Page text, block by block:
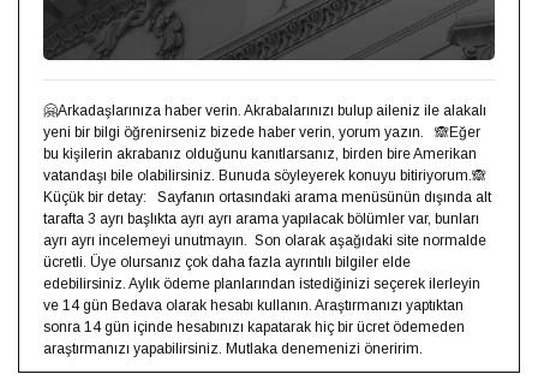
🤗Arkadaşlarınıza haber verin. Akrabalarınızı bulup aileniz ile alakalı
yeni bir bilgi öğrenirseniz bizede haber verin, yorum yazın.⁣ ⁣ ⁣ 🙈Eğer
bu kişilerin akrabanız olduğunu kanıtlarsanız, birden bire Amerikan
vatandaşı bile olabilirsiniz. Bunuda söyleyerek konuyu bitiriyorum.🙈⁣ ⁣ ⁣
Küçük bir detay: ⁣ ⁣ Sayfanın ortasındaki arama menüsünün dışında alt
tarafta 3 ayrı başlıkta ayrı ayrı arama yapılacak bölümler var, bunları
ayrı ayrı incelemeyi unutmayın.⁣ ⁣ Son olarak aşağıdaki site normalde
ücretli. Üye olursanız çok daha fazla ayrıntılı bilgiler elde
edebilirsiniz. Aylık ödeme planlarından istediğinizi seçerek ilerleyin
ve 14 gün Bedava olarak hesabı kullanın. Araştırmanızı yaptıktan
sonra 14 gün içinde hesabınızı kapatarak hiç bir ücret ödemeden
araştırmanızı yapabilirsiniz. Mutlaka denemenizi öneririm.